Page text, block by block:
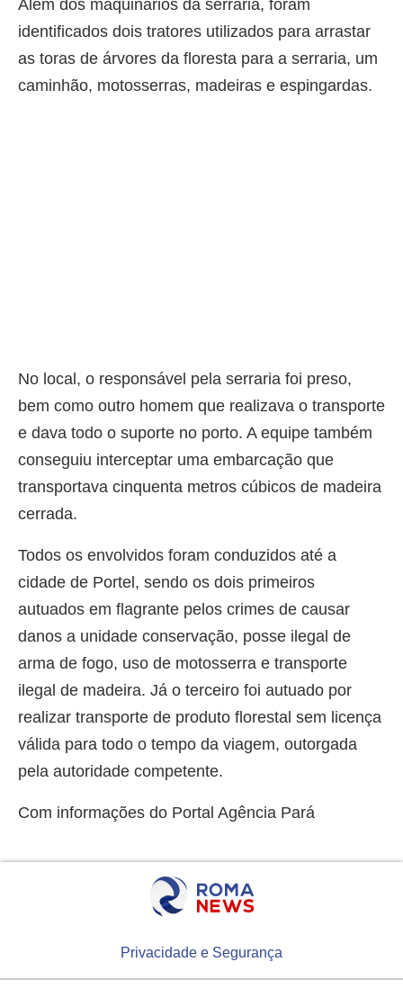
Além dos maquinários da serraria, foram
identificados dois tratores utilizados para arrastar
as toras de árvores da floresta para a serraria, um
caminhão, motosserras, madeiras e espingardas.
No local, o responsável pela serraria foi preso,
bem como outro homem que realizava o transporte
e dava todo o suporte no porto. A equipe também
conseguiu interceptar uma embarcação que
transportava cinquenta metros cúbicos de madeira
cerrada.
Todos os envolvidos foram conduzidos até a
cidade de Portel, sendo os dois primeiros
autuados em flagrante pelos crimes de causar
danos a unidade conservação, posse ilegal de
arma de fogo, uso de motosserra e transporte
ilegal de madeira. Já o terceiro foi autuado por
realizar transporte de produto florestal sem licença
válida para todo o tempo da viagem, outorgada
pela autoridade competente.
Com informações do Portal Agência Pará
Privacidade e Segurança